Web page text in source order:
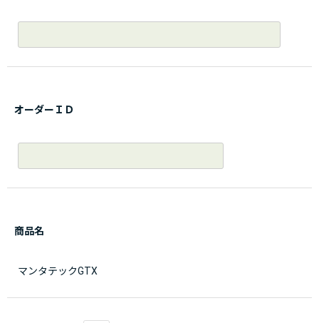
オーダーＩＤ
商品名
マンタテックGTX